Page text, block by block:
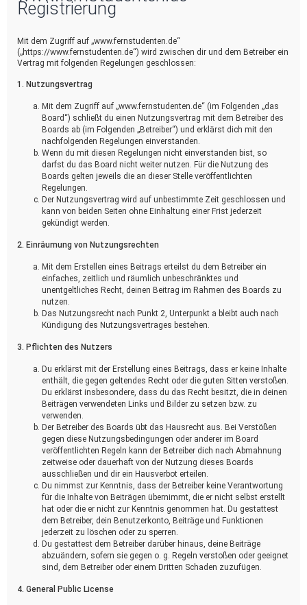
Registrierung
Mit dem Zugriff auf „www.fernstudenten.de“
(„https://www.fernstudenten.de“) wird zwischen dir und dem Betreiber ein
Vertrag mit folgenden Regelungen geschlossen:
1. Nutzungsvertrag
Mit dem Zugriff auf „www.fernstudenten.de“ (im Folgenden „das
Board“) schließt du einen Nutzungsvertrag mit dem Betreiber des
Boards ab (im Folgenden „Betreiber“) und erklärst dich mit den
nachfolgenden Regelungen einverstanden.
Wenn du mit diesen Regelungen nicht einverstanden bist, so
darfst du das Board nicht weiter nutzen. Für die Nutzung des
Boards gelten jeweils die an dieser Stelle veröffentlichten
Regelungen.
Der Nutzungsvertrag wird auf unbestimmte Zeit geschlossen und
kann von beiden Seiten ohne Einhaltung einer Frist jederzeit
gekündigt werden.
2. Einräumung von Nutzungsrechten
Mit dem Erstellen eines Beitrags erteilst du dem Betreiber ein
einfaches, zeitlich und räumlich unbeschränktes und
unentgeltliches Recht, deinen Beitrag im Rahmen des Boards zu
nutzen.
Das Nutzungsrecht nach Punkt 2, Unterpunkt a bleibt auch nach
Kündigung des Nutzungsvertrages bestehen.
3. Pflichten des Nutzers
Du erklärst mit der Erstellung eines Beitrags, dass er keine Inhalte
enthält, die gegen geltendes Recht oder die guten Sitten verstoßen.
Du erklärst insbesondere, dass du das Recht besitzt, die in deinen
Beiträgen verwendeten Links und Bilder zu setzen bzw. zu
verwenden.
Der Betreiber des Boards übt das Hausrecht aus. Bei Verstößen
gegen diese Nutzungsbedingungen oder anderer im Board
veröffentlichten Regeln kann der Betreiber dich nach Abmahnung
zeitweise oder dauerhaft von der Nutzung dieses Boards
ausschließen und dir ein Hausverbot erteilen.
Du nimmst zur Kenntnis, dass der Betreiber keine Verantwortung
für die Inhalte von Beiträgen übernimmt, die er nicht selbst erstellt
hat oder die er nicht zur Kenntnis genommen hat. Du gestattest
dem Betreiber, dein Benutzerkonto, Beiträge und Funktionen
jederzeit zu löschen oder zu sperren.
Du gestattest dem Betreiber darüber hinaus, deine Beiträge
abzuändern, sofern sie gegen o. g. Regeln verstoßen oder geeignet
sind, dem Betreiber oder einem Dritten Schaden zuzufügen.
4. General Public License